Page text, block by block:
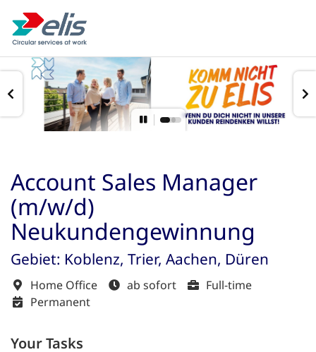
Account Sales Manager
(m/w/d)
Neukundengewinnung
Gebiet: Koblenz, Trier, Aachen, Düren
Home Office ab sofort
Full-time
Permanent
Your Tasks